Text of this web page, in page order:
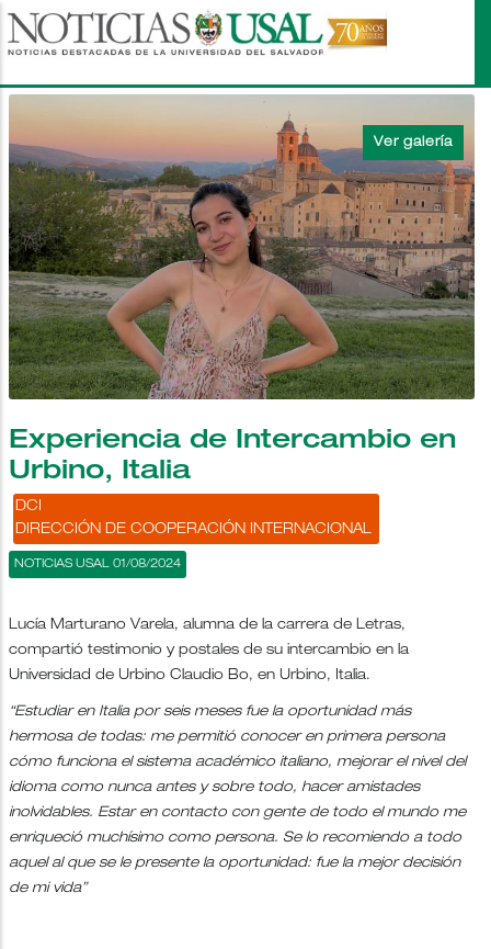
Pasar
al
principal
Experiencia de Intercambio en
Urbino, Italia
DCI
DIRECCIÓN DE COOPERACIÓN INTERNACIONAL
NOTICIAS USAL 01/08/2024
Lucía Marturano Varela, alumna de la carrera de Letras,
compartió testimonio y postales de su intercambio en la
Universidad de Urbino Claudio Bo, en Urbino, Italia.
“Estudiar en Italia por seis meses fue la oportunidad más
hermosa de todas: me permitió conocer en primera persona
cómo funciona el sistema académico italiano, mejorar el nivel del
idioma como nunca antes y sobre todo, hacer amistades
inolvidables. Estar en contacto con gente de todo el mundo me
enriqueció muchísimo como persona. Se lo recomiendo a todo
aquel al que se le presente la oportunidad: fue la mejor decisión
de mi vida”